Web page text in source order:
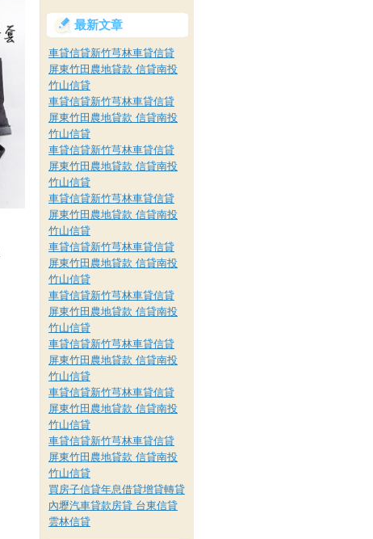
最新文章
車貸信貸新竹芎林車貸信貸
屏東竹田農地貸款 信貸南投
竹山信貸
車貸信貸新竹芎林車貸信貸
屏東竹田農地貸款 信貸南投
竹山信貸
車貸信貸新竹芎林車貸信貸
屏東竹田農地貸款 信貸南投
竹山信貸
車貸信貸新竹芎林車貸信貸
屏東竹田農地貸款 信貸南投
竹山信貸
車貸信貸新竹芎林車貸信貸
屏東竹田農地貸款 信貸南投
竹山信貸
車貸信貸新竹芎林車貸信貸
屏東竹田農地貸款 信貸南投
竹山信貸
車貸信貸新竹芎林車貸信貸
屏東竹田農地貸款 信貸南投
竹山信貸
車貸信貸新竹芎林車貸信貸
屏東竹田農地貸款 信貸南投
竹山信貸
車貸信貸新竹芎林車貸信貸
屏東竹田農地貸款 信貸南投
竹山信貸
買房子信貸年息借貸增貸轉貸
內壢汽車貸款房貸 台東信貸
雲林信貸